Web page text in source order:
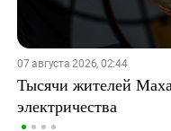
07 августа 2026, 02:44
Тысячи жителей
электричества